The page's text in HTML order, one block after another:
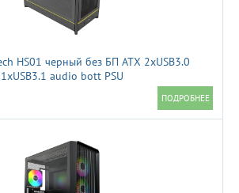
HS01 черный без БП ATX 2xUSB3.0
1xUSB3.1 audio bott PSU